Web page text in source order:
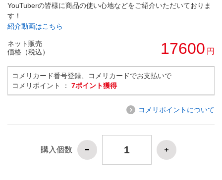
YouTuberの皆様に商品の使い心地などをご紹介いただいておりま
す！
紹介動画はこちら
ネット販売
価格（税込）
17600 円
コメリカード番号登録、コメリカードでお支払いで
コメリポイント ： 7ポイント獲得
コメリポイントについて
購入個数